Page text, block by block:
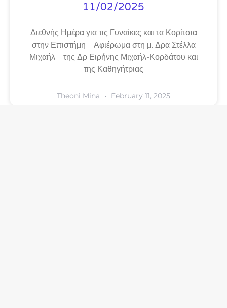
11/02/2025
Διεθνής Ημέρα για τις Γυναίκες και τα Κορίτσια
στην Επιστήμη Αφιέρωμα στη μ. Δρα Στέλλα
Μιχαήλ της Δρ Ειρήνης Μιχαήλ-Κορδάτου και
της Καθηγήτριας
Theoni Mina February 11, 2025